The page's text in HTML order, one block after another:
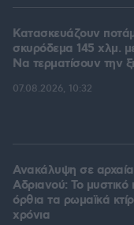
Κατασκευάζουν
σκυρόδεμα 145 χλμ.
Να τερματίσουν την
07.08.2026, 10:32
Ανακάλυψη σε
Αδριανού: Το
όρθια τα ρωμαϊκά
χρόνια